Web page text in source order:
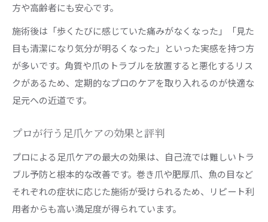
方や高齢者にも安心です。
施術後は「歩くたびに感じていた痛みがなくなった」「見た
目も清潔になり気分が明るくなった」といった実感を持つ方
が多いです。角質や爪のトラブルを放置すると悪化するリス
クがあるため、定期的なプロのケアを取り入れるのが快適な
足元への近道です。
プロが行う足爪ケアの効果と評判
プロによる足爪ケアの最大の効果は、自己流では難しいトラ
ブル予防と根本的な改善です。巻き爪や肥厚爪、魚の目など
それぞれの症状に応じた施術が受けられるため、リピート利
用者からも高い満足度が得られています。